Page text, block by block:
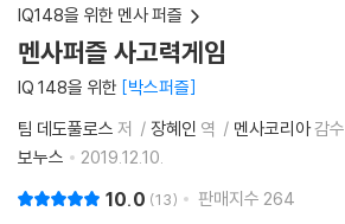
IQ148을 위한 멘사 퍼즐
멘사퍼즐 사고력게임
IQ 148을 위한 박스퍼즐
팀 데도풀로스 저 장혜인 역 멘사코리아감수
보누스
2019.12.10.
10.0 13 판매지수 264